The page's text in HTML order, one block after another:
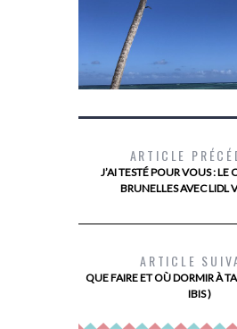
TERRE
ARTICLE
J’AI TESTÉ POUR VOUS : LE
BRUNELLES AVEC LIDL
ARTICLE
QUE FAIRE ET OÙ DORMIR À
IBIS )